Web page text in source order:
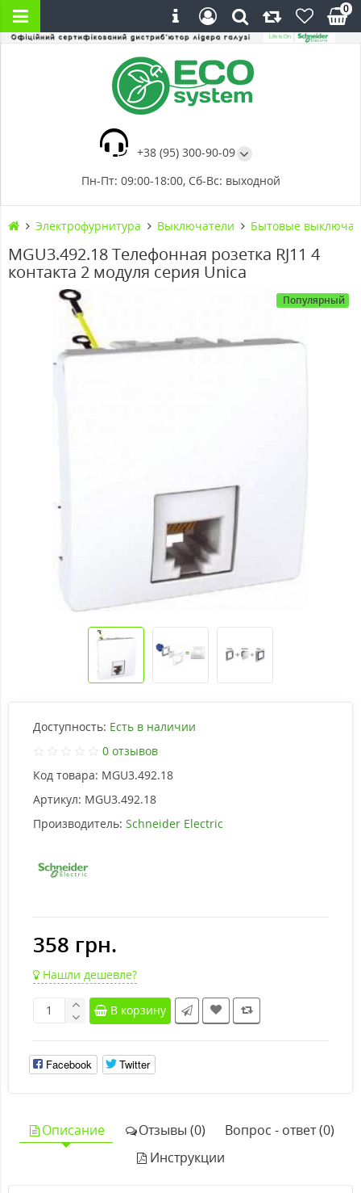
+38 (95) 300-90-09
Пн-Пт: 09:00-18:00, Сб-Вс: выходной
0
Электрофурнитура Выключатели Бытовые
MGU3.492.18 Телефонная розетка RJ11 4
контакта 2 модуля серия Unica
Популярный
Доступность: Есть в наличии
0 отзывов
Код товара: MGU3.492.18
Артикул: MGU3.492.18
Производитель: Schneider Electric
358 грн.
Нашли дешевле?
В корзину
Facebook Twitter
Описание Отзывы (0)
Вопрос - ответ (0)
Инструкции